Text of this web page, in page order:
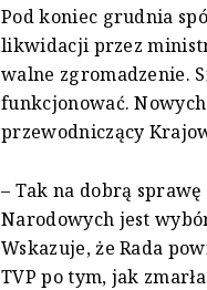
Pod koniec grudnia
likwidacji przez
walne zgromadzenie.
funkcjonować.
przewodniczący
– Tak na dobrą
Narodowych jest
Wskazuje, że Rada
TVP po tym, jak